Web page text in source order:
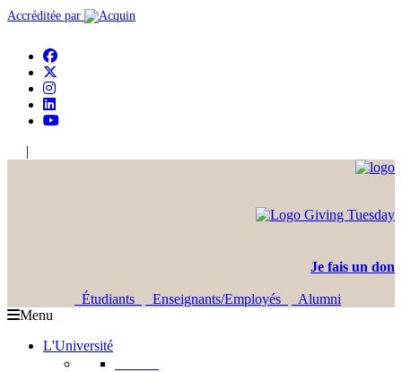
Accréditée par
|
Je fais un don
Étudiants Enseignants/Employés
Alumni
Menu
L'Université